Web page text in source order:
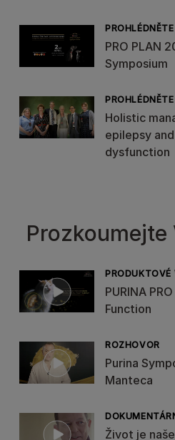
PRO PLAN
Symposium
Holistic
epilepsy
dysfunction
Prozkoumejte
PRODUKTOVÉ
PURINA
Function
ROZHOVOR
Purina
Manteca
Život je